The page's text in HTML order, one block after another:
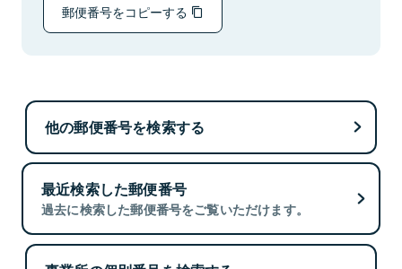
郵便番号をコピーする
他の郵便番号を検索する
最近検索した郵便番号
過去に検索した郵便番号をご覧いただけます。